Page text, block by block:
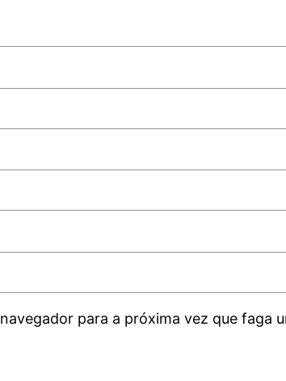
para a próxima vez que faga